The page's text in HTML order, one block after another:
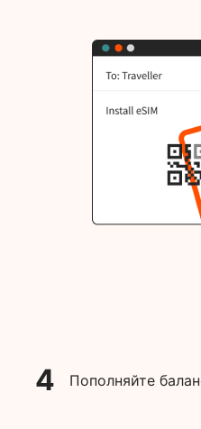
4 Пополняйте